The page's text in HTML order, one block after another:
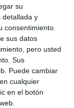
su
detallada y
consentimiento.
sus datos
pero usted
Sus
Puede cambiar
cualquier
en el botón